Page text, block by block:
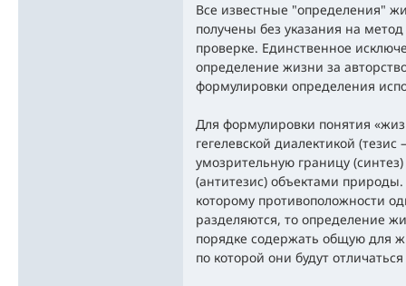
Все известные "определения"
получены без указания на
проверке. Единственное
определение жизни за
формулировки определения
Для формулировки понятия
гегелевской диалектикой (тезис
умозрительную границу
(антитезис) объектами природы.
которому противоположности
разделяются, то определение
порядке содержать общую для
по которой они будут